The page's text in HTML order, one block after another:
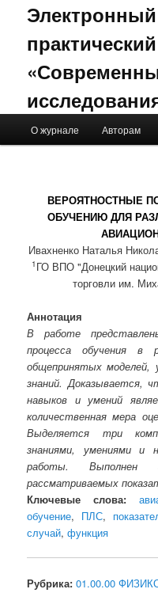
Skip to primary content
Skip to secondary content
О журнале Авторам
ВЕРОЯТНОСТНЫЕ
ОБУЧЕНИЮ ДЛЯ
Ивахненко Наталья
1 ГО ВПО "Донецкий
торговли им.
Аннотация
В работе
процесса обучения в
общепринятых моделей,
знаний. Доказывается,
навыков и умений
количественная мера
Выделяется три
знаниями, умениями и
работы. Выполнен
рассматриваемых
Ключевые слова:
обучение, ПЛС,
случай,функция
Рубрика: 01.00.00